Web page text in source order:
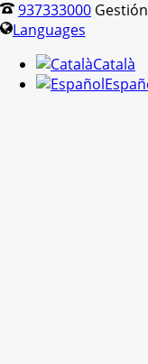
937333000
Languages
Català